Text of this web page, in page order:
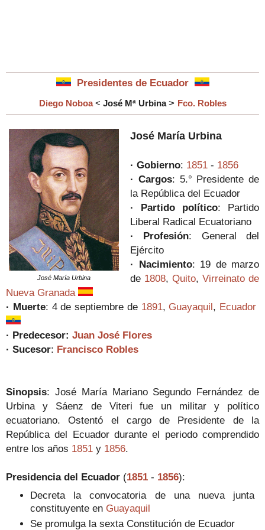
Presidentes de Ecuador
Diego Noboa < José Mª Urbina > Fco. Robles
José María Urbina
José María Urbina
· Gobierno: 1851 - 1856
· Cargos: 5.° Presidente de
la República del Ecuador
· Partido político: Partido
Liberal Radical Ecuatoriano
· Profesión: General del
Ejército
· Nacimiento: 19 de marzo
de 1808, Quito, Virreinato de
Nueva Granada
· Muerte: 4 de septiembre de 1891, Guayaquil, Ecuador
· Predecesor: Juan José Flores
· Sucesor: Francisco Robles
Sinopsis: José María Mariano Segundo Fernández de
Urbina y Sáenz de Viteri fue un militar y político
ecuatoriano. Ostentó el cargo de Presidente de la
República del Ecuador durante el periodo comprendido
entre los años 1851 y 1856.
Presidencia del Ecuador (1851 - 1856):
Decreta la convocatoria de una nueva junta
constituyente en Guayaquil
Se promulga la sexta Constitución de Ecuador